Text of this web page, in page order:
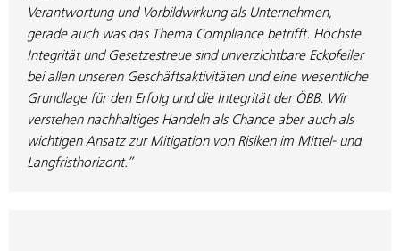
Verantwortung und Vorbildwirkung als Unternehmen,
gerade auch was das Thema Compliance betrifft. Höchste
Integrität und Gesetzestreue sind unverzichtbare Eckpfeiler
bei allen unseren Geschäftsaktivitäten und eine wesentliche
Grundlage für den Erfolg und die Integrität der ÖBB. Wir
verstehen nachhaltiges Handeln als Chance aber auch als
wichtigen Ansatz zur Mitigation von Risiken im Mittel- und
Langfristhorizont.”